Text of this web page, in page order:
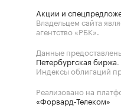
Акции и
Владельцем сайта
агентство «РБК».
Данные
Петербургская биржа.
Индексы облигаций
Реализовано на
«Форвард-Телеком»